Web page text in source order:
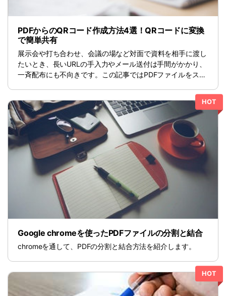
共有・保護
PDF 共有
PDF データ抽出
PDF 保護
PDF 電子署名
閲覧・活用
PDF 閲覧
PDF 注釈
PDF 印刷
PDF 翻訳
役立つPDFテンプレート
PowerPointテンプレート
年賀状テンプレート
履歴書テンプレート
動画で学ぶ
サポート
システム要件
よくある質問
お問い合わせ
専門スタッフ直通
050-3066-4378
月~金 10:00-13:00 / 15:00-19:30
ユーザーの声
PDFからのQRコード作成方法4選！QRコードに変換
で簡単共有
展示会や打ち合わせ、会議の場など対面で資料を相手に渡し
たいとき、長いURLの手入力やメール送付は手間がかかり、
一斉配布にも不向きです。この記事ではPDFファイルをスム
ードの具体的な作成手順をご紹介します。利用シーンに合わ
せて最適な作成方法を選ぶことで、相手に手間をかけさせる
ことなく、資料や文書を渡せます。
HOT
Google chromeを使ったPDFファイルの分割と結合
chromeを通して、PDFの分割と結合方法を紹介します。
HOT